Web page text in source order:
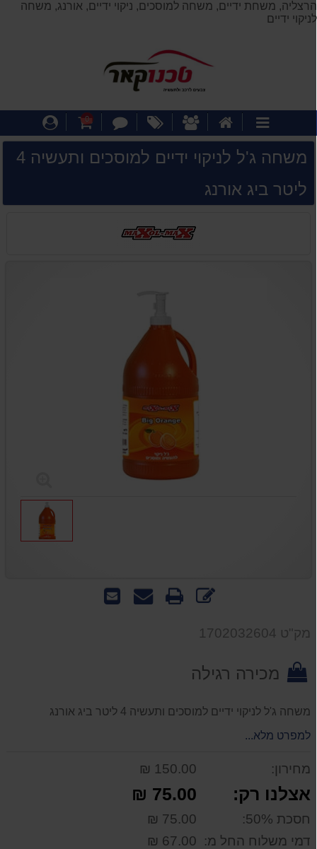
הרצליה, משחת ידיים, משחה למוסכים, ניקוי ידיים, אורנג, משחה
לניקוי ידיים
קטגוריותהבית
אודותינומבצעיםצור
קשר
עגלת
קניות
0
משחה ג'ל לניקוי ידיים למוסכים ותעשיה 4
ליטר ביג אורנג
שלח
שאל
הדפס
מק"ט 1702032604
מכירה רגילה
משחה ג'ל לניקוי ידיים למוסכים ותעשיה 4 ליטר ביג אורנג
למפרט מלא...
מחירון: 150.00 ₪
אצלנו רק: 75.00 ₪
חסכת 50%:
75.00 ₪
דמי משלוח החל מ:
67.00 ₪